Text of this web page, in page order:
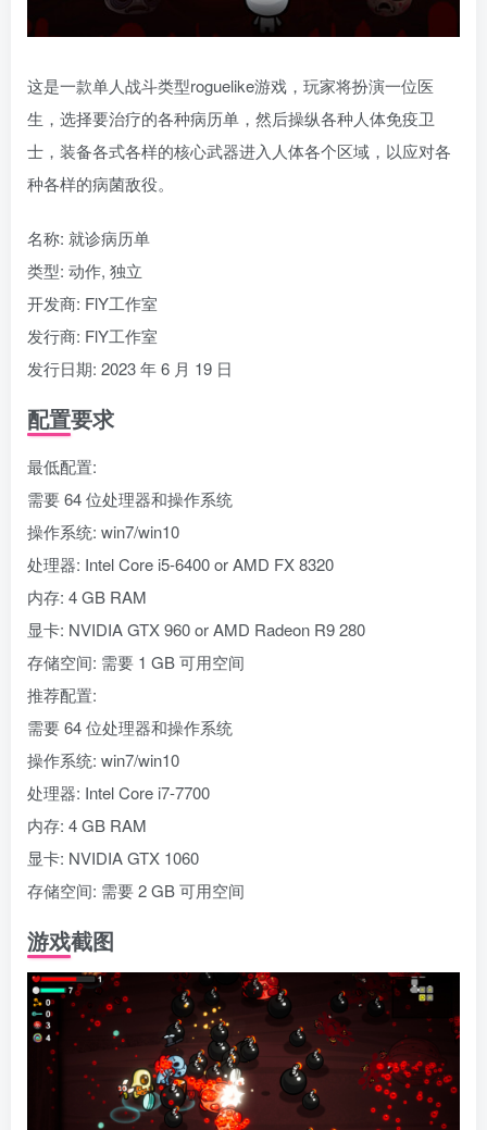
这是一款单人战斗类型roguelike游戏，玩家将扮演一位医
生，选择要治疗的各种病历单，然后操纵各种人体免疫卫
士，装备各式各样的核心武器进入人体各个区域，以应对各
种各样的病菌敌役。
名称: 就诊病历单
类型: 动作, 独立
开发商: FlY工作室
发行商: FlY工作室
发行日期: 2023 年 6 月 19 日
配置要求
最低配置:
需要 64 位处理器和操作系统
操作系统: win7/win10
处理器: Intel Core i5-6400 or AMD FX 8320
内存: 4 GB RAM
显卡: NVIDIA GTX 960 or AMD Radeon R9 280
存储空间: 需要 1 GB 可用空间
推荐配置:
需要 64 位处理器和操作系统
操作系统: win7/win10
处理器: Intel Core i7-7700
内存: 4 GB RAM
显卡: NVIDIA GTX 1060
存储空间: 需要 2 GB 可用空间
游戏截图